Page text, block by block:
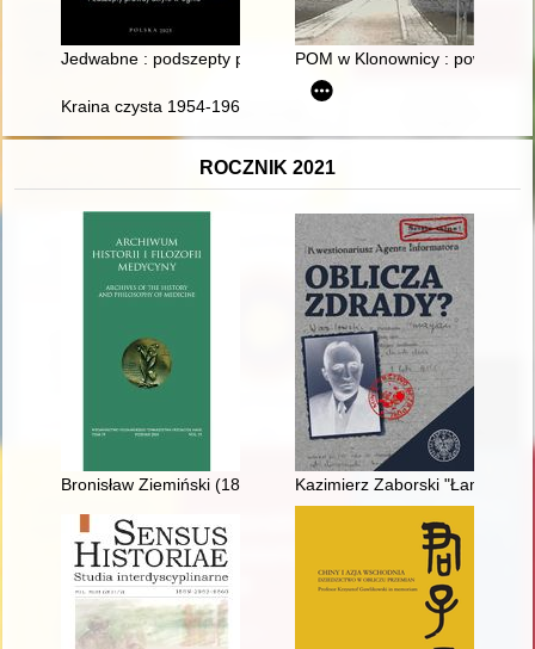
Jedwabne : podszepty prawdy ukryte w ogniu
POM w Klonownicy :
Kraina czysta 1954-1964
ROCZNIK 2021
Bronisław Ziemiński (1860-1915) : współzałożyciel
Kazimierz Zaborski